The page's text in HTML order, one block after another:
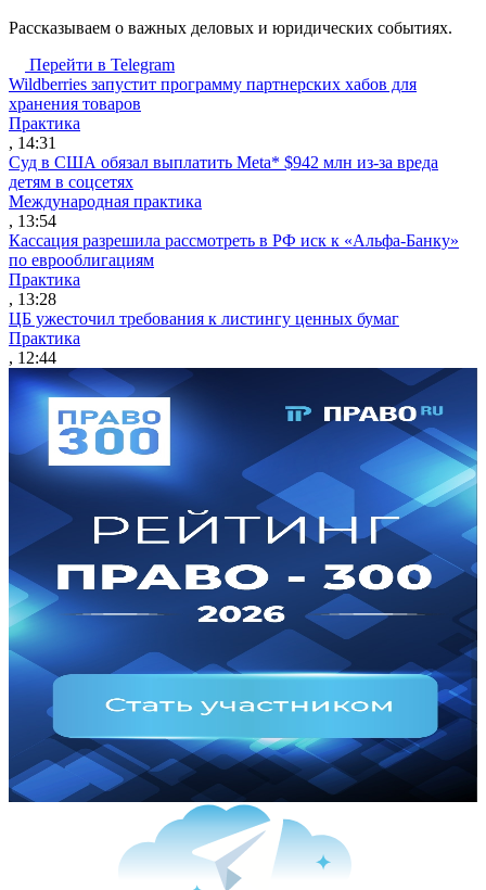
Рассказываем о важных деловых и юридических событиях.
Перейти в Telegram
Wildberries запустит программу партнерских хабов для
хранения товаров
Практика
, 14:31
Суд в США обязал выплатить Meta* $942 млн из-за вреда
детям в соцсетях
Международная практика
, 13:54
Кассация разрешила рассмотреть в РФ иск к «Альфа-Банку»
по еврооблигациям
Практика
, 13:28
ЦБ ужесточил требования к листингу ценных бумаг
Практика
, 12:44